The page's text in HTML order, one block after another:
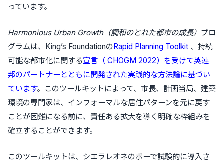
っています。
Harmonious Urban Growth（調和のとれた都市の成長） プロ
グラムは、King’s FoundationのRapid Planning Toolkit 、持続
可能な都市化に関する宣言（ CHOGM 2022）を受けて英連
邦のパートナーとともに開発された実践的な方法論に基づい
ています。このツールキットによって、市長、計画当局、建築
環境の専門家は、インフォーマルな居住パターンを元に戻す
ことが困難になる前に、責任ある拡大を導く明確な枠組みを
確立することができます。
このツールキットは、シエラレオネのボーで試験的に導入さ